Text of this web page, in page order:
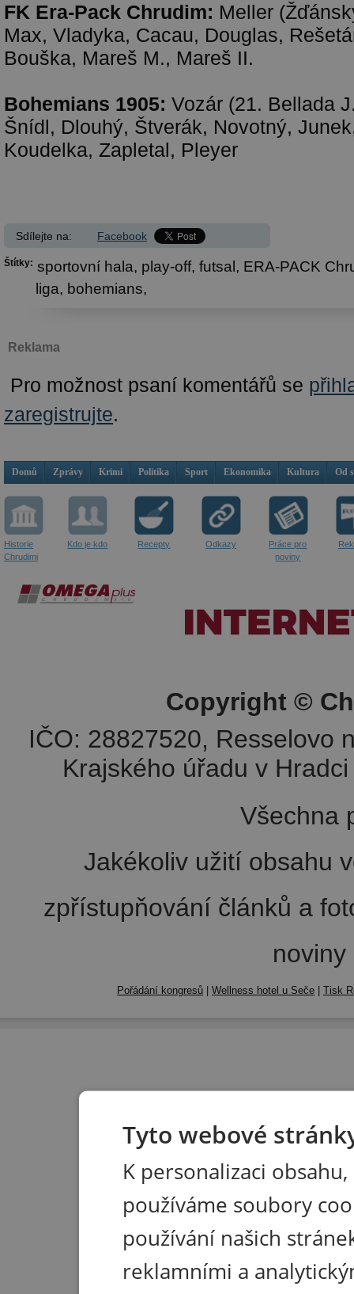
FK Era-Pack Chrudim: Meller
Max, Vladyka, Cacau, Douglas,
Bouška, Mareš M., Mareš II.
Bohemians 1905: Vozár (21. Bellada
Šnídl, Dlouhý, Štverák, Novotný,
Koudelka, Zapletal, Pleyer
Sdílejte na: Facebook
Štítky: sportovní hala, play-off, futsal, ERA-PACK
liga, bohemians,
Reklama
Pro možnost psaní komentářů se
zaregistrujte.
Domů Zprávy Krimi Politika Sport Ekonomika Kultura Od
Historie
Chrudimi
Kdo je kdo Recepty Odkazy
Práce pro
noviny
Copyright ©
IČO: 28827520, Resselovo
Krajského úřadu v
Všechna
Jakékoliv užití obsahu
zpřístupňování článků a
Pořádání kongresů Wellness hotel u Seče Tisk
Tyto webové
K personalizaci
používáme soubory
používání našich
reklamními a